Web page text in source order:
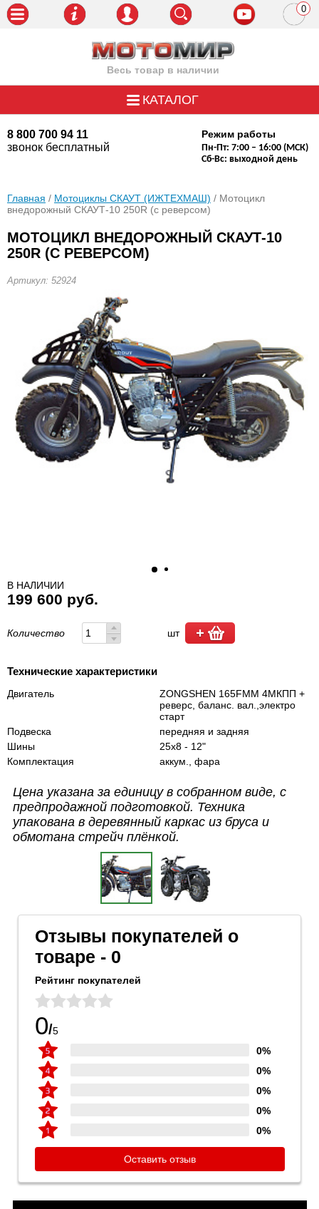
Весь товар в наличии
8 800 700 94 11
звонок бесплатный
Режим работы
Пн-Пт: 7:00 – 16:00 (МСК)
Сб-Вс: выходной день
0
КАТАЛОГ
Главная / Мотоциклы СКАУТ (ИЖТЕХМАШ) / Мотоцикл
внедорожный СКАУТ-10 250R (с реверсом)
МОТОЦИКЛ ВНЕДОРОЖНЫЙ СКАУТ-10
250R (С РЕВЕРСОМ)
Артикул: 52924
В НАЛИЧИИ
199 600 руб.
Количество шт
Технические характеристики
Двигатель
ZONGSHEN 165FMM 4МКПП +
реверс, баланс. вал.,электро
старт
Подвеска
передняя и задняя
Шины
25х8 - 12"
Комплектация
аккум., фара
Цена указана за единицу в собранном виде, с
предпродажной подготовкой. Техника
упакована в деревянный каркас из бруса и
обмотана стрейч плёнкой.
Отзывы покупателей о
товаре - 0
Рейтинг покупателей
0/5
0%
0%
0%
0%
0%
Оставить отзыв